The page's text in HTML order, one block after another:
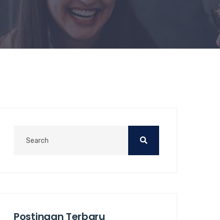
Postingan Terbaru